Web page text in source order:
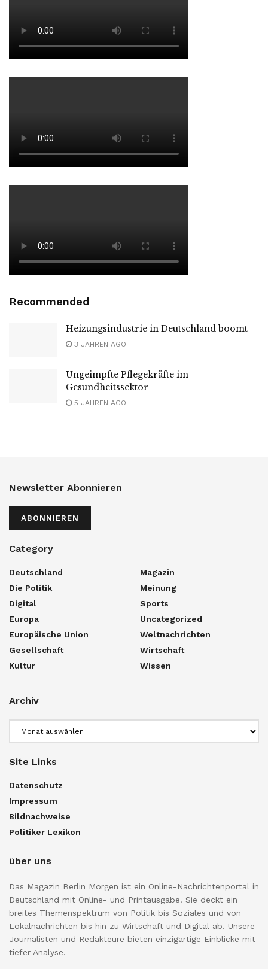
Recommended
Heizungsindustrie in Deutschland boomt
3 JAHREN AGO
Ungeimpfte Pflegekräfte im
Gesundheitssektor
5 JAHREN AGO
Newsletter Abonnieren
ABONNIEREN
Category
Deutschland
Die Politik
Digital
Europa
Europäische Union
Gesellschaft
Kultur
Magazin
Meinung
Sports
Uncategorized
Weltnachrichten
Wirtschaft
Wissen
Archiv
Site Links
Datenschutz
Impressum
Bildnachweise
Politiker Lexikon
über uns
Das Magazin Berlin Morgen ist ein Online-Nachrichtenportal in
Deutschland mit Online- und Printausgabe. Sie deckt ein
breites Themenspektrum von Politik bis Soziales und von
Lokalnachrichten bis hin zu Wirtschaft und Digital ab. Unsere
Journalisten und Redakteure bieten einzigartige Einblicke mit
tiefer Analyse.